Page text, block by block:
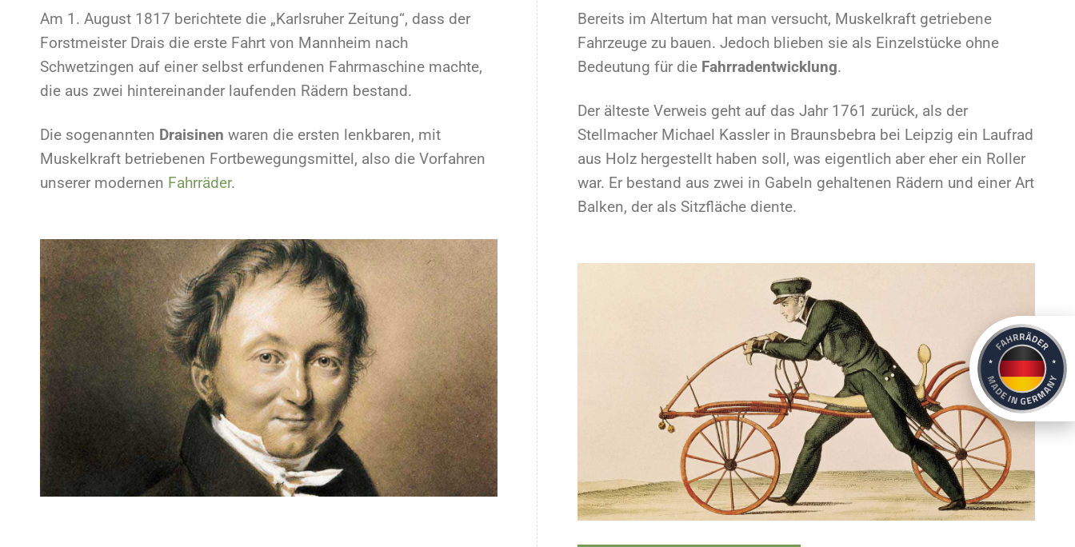
Am 1. August 1817 berichtete die „Karlsruher Zeitung“, dass der
Forstmeister Drais die erste Fahrt von Mannheim nach
Schwetzingen auf einer selbst erfundenen Fahrmaschine machte,
die aus zwei hintereinander laufenden Rädern bestand.
Die sogenannten Draisinen waren die ersten lenkbaren, mit
Muskelkraft betriebenen Fortbewegungsmittel, also die Vorfahren
unserer modernen Fahrräder.
Bereits im Altertum hat man versucht, Muskelkraft getriebene
Fahrzeuge zu bauen. Jedoch blieben sie als Einzelstücke ohne
Bedeutung für die Fahrradentwicklung.
Der älteste Verweis geht auf das Jahr 1761 zurück, als der
Stellmacher Michael Kassler in Braunsbebra bei Leipzig ein Laufrad
aus Holz hergestellt haben soll, was eigentlich aber eher ein Roller
war. Er bestand aus zwei in Gabeln gehaltenen Rädern und einer Art
Balken, der als Sitzfläche diente.